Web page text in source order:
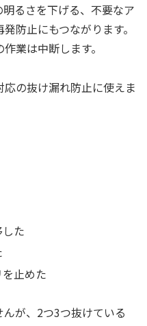
るさを下げる、不要なア
防止にもつながります。
業は中断します。
の抜け漏れ防止に使えま
た
止めた
が、2つ3つ抜けている